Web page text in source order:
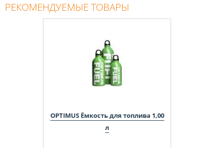
РЕКОМЕНДУЕМЫЕ ТОВАРЫ
OPTIMUS Ёмкость для топлива 1,00
л